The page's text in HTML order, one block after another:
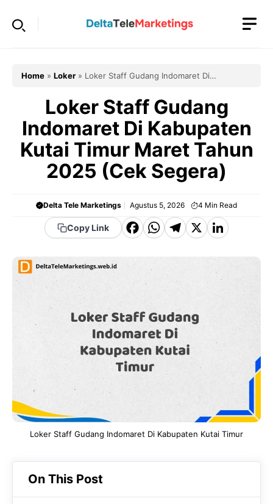
Home » Loker » Loker Staff Gudang Indomaret Di
Loker Staff Gudang
Indomaret Di Kabupaten
Kutai Timur Maret Tahun
2025 (Cek Segera)
Delta Tele Marketings Agustus 5, 2026 4 Min Read
Copy Link
F
e
b
o
o
k
W
a
t
s
A
p
p
T
g
r
a
m
X Li
k
e
Loker Staff Gudang Indomaret Di Kabupaten Kutai Timur
On This Post